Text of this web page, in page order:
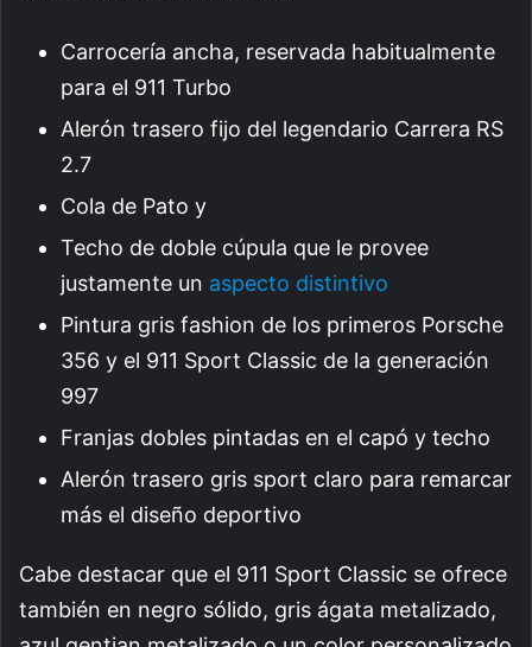
Carrocería ancha, reservada habitualmente
para el 911 Turbo
Alerón trasero fijo del legendario Carrera RS
2.7
Cola de Pato y
Techo de doble cúpula que le provee
justamente un aspecto distintivo
Pintura gris fashion de los primeros Porsche
356 y el 911 Sport Classic de la generación
997
Franjas dobles pintadas en el capó y techo
Alerón trasero gris sport claro para remarcar
más el diseño deportivo
Cabe destacar que el 911 Sport Classic se ofrece
también en negro sólido, gris ágata metalizado,